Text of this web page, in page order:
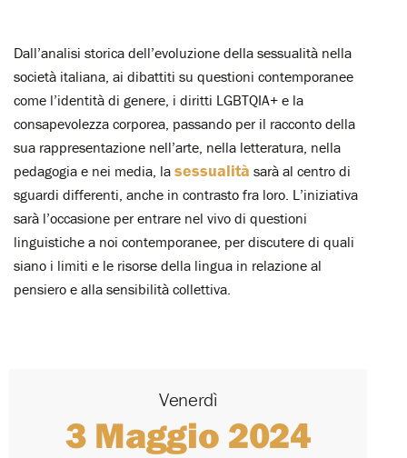
Dall’analisi storica dell’evoluzione della sessualità nella
società italiana, ai dibattiti su questioni contemporanee
come l’identità di genere, i diritti LGBTQIA+ e la
consapevolezza corporea, passando per il racconto della
sua rappresentazione nell’arte, nella letteratura, nella
pedagogia e nei media, la sessualità sarà al centro di
sguardi differenti, anche in contrasto fra loro. L’iniziativa
sarà l’occasione per entrare nel vivo di questioni
linguistiche a noi contemporanee, per discutere di quali
siano i limiti e le risorse della lingua in relazione al
pensiero e alla sensibilità collettiva.
Venerdì
3 Maggio 2024